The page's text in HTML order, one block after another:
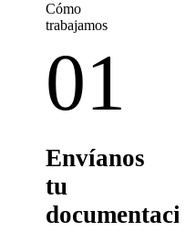
Cómo
trabajamos
01
Envíanos
tu